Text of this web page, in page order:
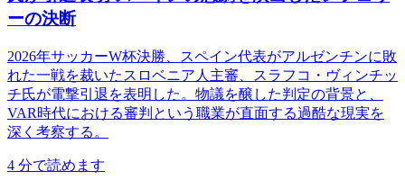
ーの決断
2026年サッカーW杯決勝、スペイン代表がアルゼンチンに敗
れた一戦を裁いたスロベニア人主審、スラフコ・ヴィンチッ
チ氏が電撃引退を表明した。物議を醸した判定の背景と、
VAR時代における審判という職業が直面する過酷な現実を
深く考察する。
4 分で読めます